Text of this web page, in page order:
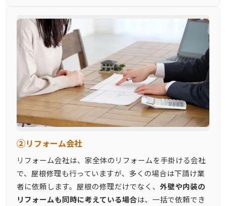
②リフォーム会社
リフォーム会社は、家全体のリフォームを手掛ける会社
で、屋根修理も行っていますが、多くの場合は下請け業
者に依頼します。屋根の修理だけでなく、 外壁や内装の
リフォームも同時に考えている場合は、一括で依頼でき